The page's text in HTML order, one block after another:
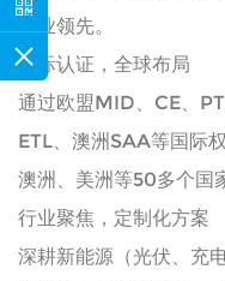
行业领先。
国际认证，全球布局
通过欧盟MID、CE、
ETL、澳洲SAA等国际
澳洲、美洲等50多个国
行业聚焦，定制化方案
深耕新能源（光伏、充